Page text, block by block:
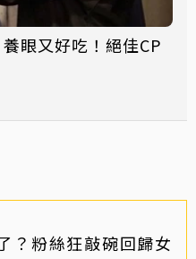
眼又好吃！絕佳CP
？粉絲狂敲碗回歸女